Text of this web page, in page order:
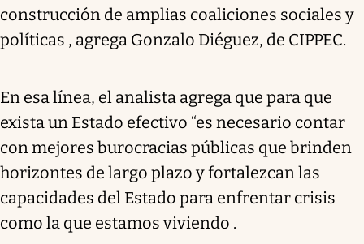
construcción de amplias coaliciones sociales y
políticas , agrega Gonzalo Diéguez, de CIPPEC.
En esa línea, el analista agrega que para que
exista un Estado efectivo “es necesario contar
con mejores burocracias públicas que brinden
horizontes de largo plazo y fortalezcan las
capacidades del Estado para enfrentar crisis
como la que estamos viviendo .